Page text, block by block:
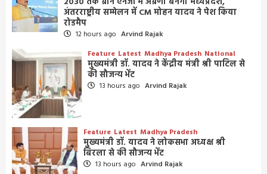
अंतरराष्ट्रीय सम्मेलन में CM मोहन यादव ने पेश किया
रोडमैप
12 hours ago Arvind Rajak
Feature Latest Madhya Pradesh National
मुख्यमंत्री डॉ. यादव ने केंद्रीय मंत्री श्री पाटिल से
की सौजन्य भेंट
13 hours ago Arvind Rajak
Feature Latest Madhya Pradesh
मुख्यमंत्री डॉ. यादव ने लोकसभा अध्यक्ष श्री
बिरला से की सौजन्य भेंट
13 hours ago Arvind Rajak